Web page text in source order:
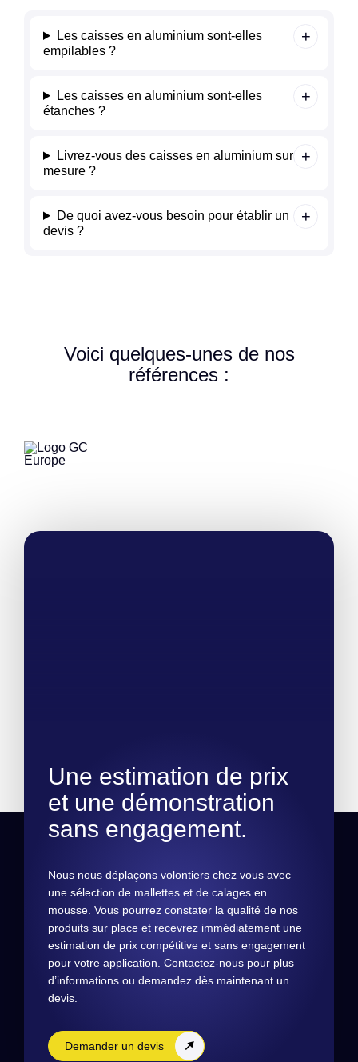
Les caisses en aluminium sont-elles
empilables ?
Les caisses en aluminium sont-elles
étanches ?
Livrez-vous des caisses en aluminium sur
mesure ?
De quoi avez-vous besoin pour établir un
devis ?
Voici quelques-unes de nos
références :
Une estimation de prix
et une démonstration
sans engagement.
Nous nous déplaçons volontiers chez vous avec
une sélection de mallettes et de calages en
mousse. Vous pourrez constater la qualité de nos
produits sur place et recevrez immédiatement une
estimation de prix compétitive et sans engagement
pour votre application. Contactez-nous pour plus
d’informations ou demandez dès maintenant un
devis.
Demander un devis